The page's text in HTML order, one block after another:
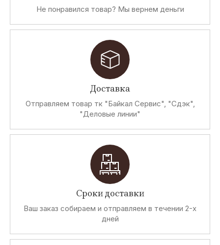
Не понравился товар? Мы вернем деньги
Доставка
Отправляем товар тк "Байкал Сервис", "Сдэк",
"Деловые линии"
Сроки доставки
Ваш заказ собираем и отправляем в течении 2-х
дней